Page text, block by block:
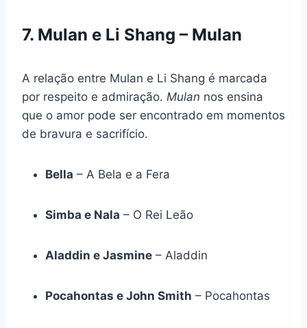
7. Mulan e Li Shang – Mulan
A relação entre Mulan e Li Shang é marcada
por respeito e admiração. Mulan nos ensina
que o amor pode ser encontrado em momentos
de bravura e sacrifício.
Bella – A Bela e a Fera
Simba e Nala – O Rei Leão
Aladdin e Jasmine – Aladdin
Pocahontas e John Smith – Pocahontas